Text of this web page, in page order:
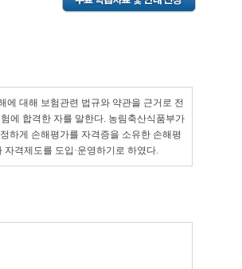
대해 보험관련 법규와 약관을 근거로 전
에 합격한 자를 말한다. 농림축산식품부가
하게 손해평가를 자격증을 소유한 손해평
격제도를 도입·운영하기로 하였다.